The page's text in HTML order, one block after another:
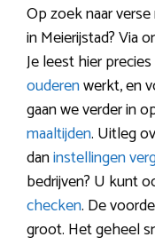
Op zoek naar
in Meierijstad? Via
Je leest hier
ouderenwerkt, en
gaan we verder in
maaltijden. Uitleg
daninstellingen
bedrijven? U kunt
checken. De
groot. Het geheel